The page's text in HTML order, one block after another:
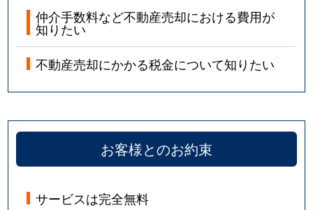
仲介手数料など不動産売却における費用が
知りたい
不動産売却にかかる税金について知りたい
お客様とのお約束
サービスは完全無料